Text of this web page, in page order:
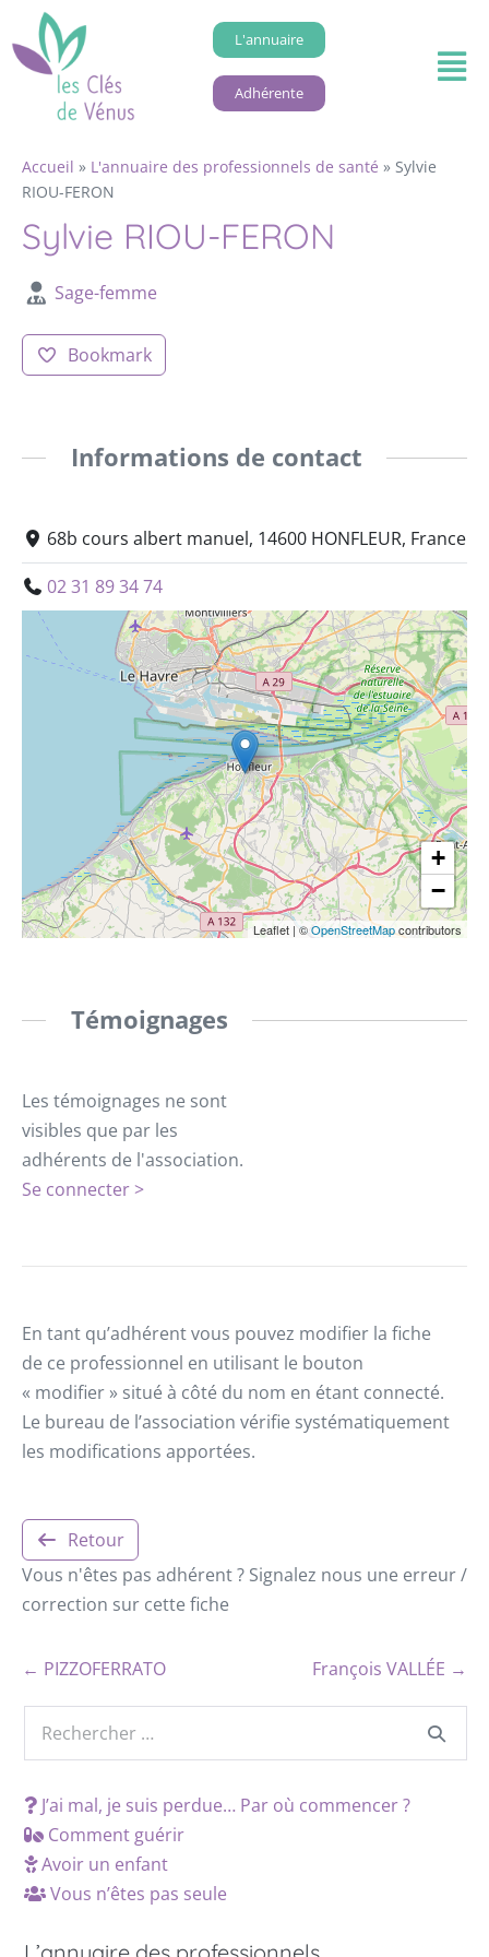
L'annuaire
Adhérente
Accueil » L'annuaire des professionnels de santé » Sylvie
RIOU-FERON
Sylvie RIOU-FERON
Sage-femme
Bookmark
Informations de contact
68b cours albert manuel, 14600 HONFLEUR, France
02 31 89 34 74
+
−
Leaflet | ©OpenStreetMapcontributors
Témoignages
Les témoignages ne sont
visibles que par les
adhérents de l'association.
Se connecter >
En tant qu’adhérent vous pouvez modifier la fiche
de ce professionnel en utilisant le bouton
« modifier » situé à côté du nom en étant connecté.
Le bureau de l’association vérifie systématiquement
les modifications apportées.
Retour
Vous n'êtes pas adhérent ? Signalez nous une erreur /
correction sur cette fiche
← PIZZOFERRATO François VALLÉE →
J’ai mal, je suis perdue… Par où commencer ?
Comment guérir
Avoir un enfant
Vous n’êtes pas seule